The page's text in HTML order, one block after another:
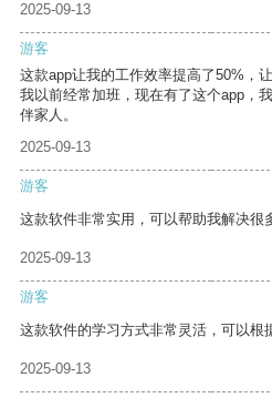
2025-09-13
游客
这款app让我的工作效率提高了50%，
我以前经常加班，现在有了这个app，
伴家人。
2025-09-13
游客
这款软件非常实用，可以帮助我解决很
2025-09-13
游客
这款软件的学习方式非常灵活，可以根
2025-09-13